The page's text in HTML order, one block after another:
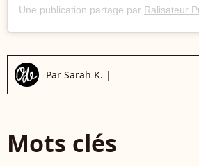
Une publication partage par Ralisateur
Par Sarah K. |
Mots clés